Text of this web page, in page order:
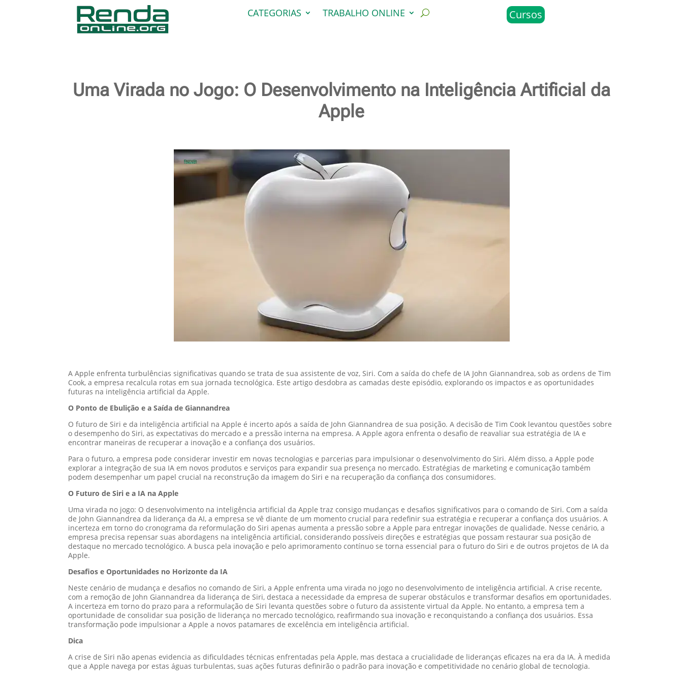
CATEGORIAS TRABALHO ONLINE Cursos
Uma Virada no Jogo: O Desenvolvimento na Inteligência Artificial da
Apple
A Apple enfrenta turbulências significativas quando se trata de sua assistente de voz, Siri. Com a saída do chefe de IA John Giannandrea, sob as ordens de Tim
Cook, a empresa recalcula rotas em sua jornada tecnológica. Este artigo desdobra as camadas deste episódio, explorando os impactos e as oportunidades
futuras na inteligência artificial da Apple.
O Ponto de Ebulição e a Saída de Giannandrea
O futuro de Siri e da inteligência artificial na Apple é incerto após a saída de John Giannandrea de sua posição. A decisão de Tim Cook levantou questões sobre
o desempenho do Siri, as expectativas do mercado e a pressão interna na empresa. A Apple agora enfrenta o desafio de reavaliar sua estratégia de IA e
encontrar maneiras de recuperar a inovação e a confiança dos usuários.
Para o futuro, a empresa pode considerar investir em novas tecnologias e parcerias para impulsionar o desenvolvimento do Siri. Além disso, a Apple pode
explorar a integração de sua IA em novos produtos e serviços para expandir sua presença no mercado. Estratégias de marketing e comunicação também
podem desempenhar um papel crucial na reconstrução da imagem do Siri e na recuperação da confiança dos consumidores.
O Futuro de Siri e a IA na Apple
Uma virada no jogo: O desenvolvimento na inteligência artificial da Apple traz consigo mudanças e desafios significativos para o comando de Siri. Com a saída
de John Giannandrea da liderança da AI, a empresa se vê diante de um momento crucial para redefinir sua estratégia e recuperar a confiança dos usuários. A
incerteza em torno do cronograma da reformulação do Siri apenas aumenta a pressão sobre a Apple para entregar inovações de qualidade. Nesse cenário, a
empresa precisa repensar suas abordagens na inteligência artificial, considerando possíveis direções e estratégias que possam restaurar sua posição de
destaque no mercado tecnológico. A busca pela inovação e pelo aprimoramento contínuo se torna essencial para o futuro do Siri e de outros projetos de IA da
Apple.
Desafios e Oportunidades no Horizonte da IA
Neste cenário de mudança e desafios no comando de Siri, a Apple enfrenta uma virada no jogo no desenvolvimento de inteligência artificial. A crise recente,
com a remoção de John Giannandrea da liderança de Siri, destaca a necessidade da empresa de superar obstáculos e transformar desafios em oportunidades.
A incerteza em torno do prazo para a reformulação de Siri levanta questões sobre o futuro da assistente virtual da Apple. No entanto, a empresa tem a
oportunidade de consolidar sua posição de liderança no mercado tecnológico, reafirmando sua inovação e reconquistando a confiança dos usuários. Essa
transformação pode impulsionar a Apple a novos patamares de excelência em inteligência artificial.
Dica
A crise de Siri não apenas evidencia as dificuldades técnicas enfrentadas pela Apple, mas destaca a crucialidade de lideranças eficazes na era da IA. À medida
que a Apple navega por estas águas turbulentas, suas ações futuras definirão o padrão para inovação e competitividade no cenário global de tecnologia.